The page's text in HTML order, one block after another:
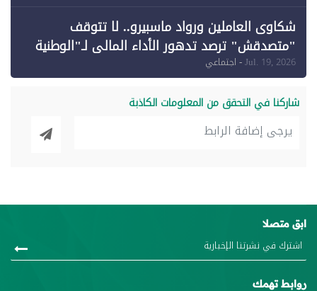
شكاوى العاملين ورواد ماسبيرو.. لا تتوقف
"متصدقش" ترصد تدهور الأداء المالي لـ"الوطنية
للإعلام"
Jul. 19, 2026- اجتماعي
شاركنا في التحقق من المعلومات الكاذبة
ابق متصلا
روابط تهمك